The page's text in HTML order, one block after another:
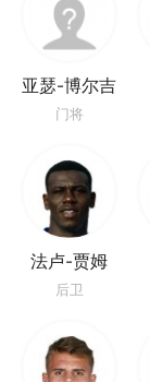
亚瑟-博尔吉
门将
法卢-贾姆
后卫